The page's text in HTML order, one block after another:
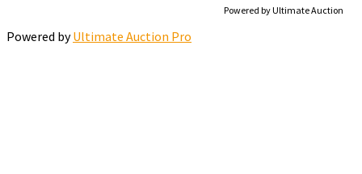
Powered by Ultimate Auction
Powered byUltimate Auction Pro